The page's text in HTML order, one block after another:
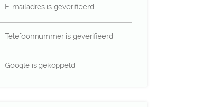
E-mailadres is geverifieerd
Telefoonnummer is geverifieerd
Google is gekoppeld